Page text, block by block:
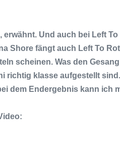
, erwähnt. Und auch bei Left
Shore fängt auch Left To Rot
scheinen. Was den
richtig klasse aufgestellt
dem Endergebnis kann ich